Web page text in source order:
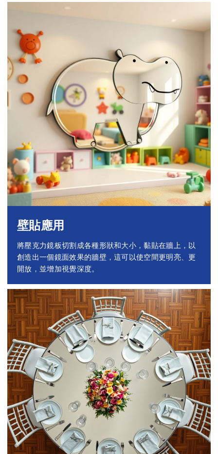
壁貼應用
將壓克力鏡板切割成各種形狀和大小，黏貼在牆上，以
創造出一個鏡面效果的牆壁，這可以使空間更明亮、更
開放，並增加視覺深度。